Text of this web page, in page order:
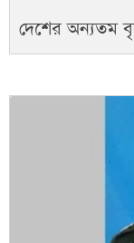
দেশের অন্যতম